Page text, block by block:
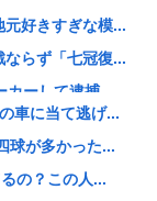
元好きすぎな模...
ならず「七冠復...
ーして逮捕...
現金をいく...
つかるwww
像あり）
車に当て逃げ...
球が多かった...
の？この人...